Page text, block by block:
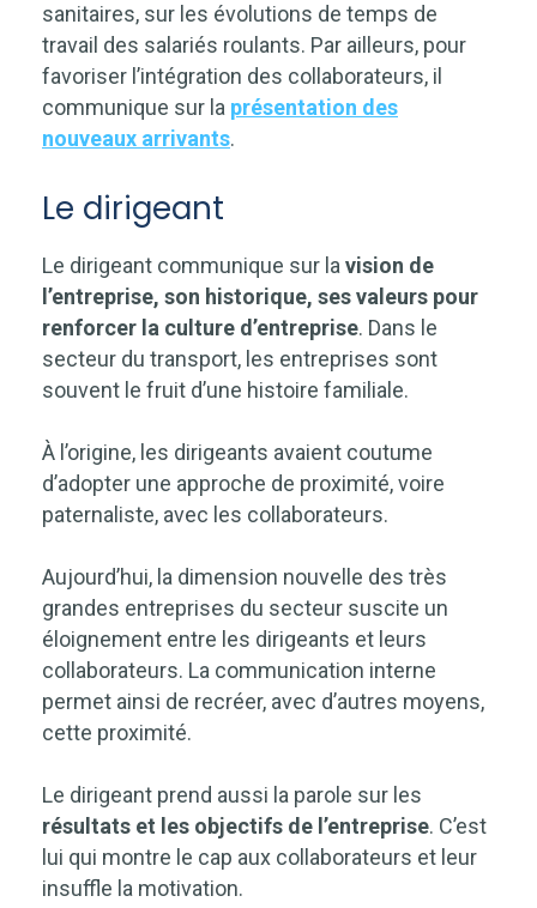
sanitaires, sur les évolutions de temps de
travail des salariés roulants. Par ailleurs, pour
favoriser l’intégration des collaborateurs, il
communique sur la présentation des
nouveaux arrivants.
Le dirigeant
Le dirigeant communique sur la vision de
l’entreprise, son historique, ses valeurs pour
renforcer la culture d’entreprise. Dans le
secteur du transport, les entreprises sont
souvent le fruit d’une histoire familiale.
À l’origine, les dirigeants avaient coutume
d’adopter une approche de proximité, voire
paternaliste, avec les collaborateurs.
Aujourd’hui, la dimension nouvelle des très
grandes entreprises du secteur suscite un
éloignement entre les dirigeants et leurs
collaborateurs. La communication interne
permet ainsi de recréer, avec d’autres moyens,
cette proximité.
Le dirigeant prend aussi la parole sur les
résultats et les objectifs de l’entreprise. C’est
lui qui montre le cap aux collaborateurs et leur
insuffle la motivation.